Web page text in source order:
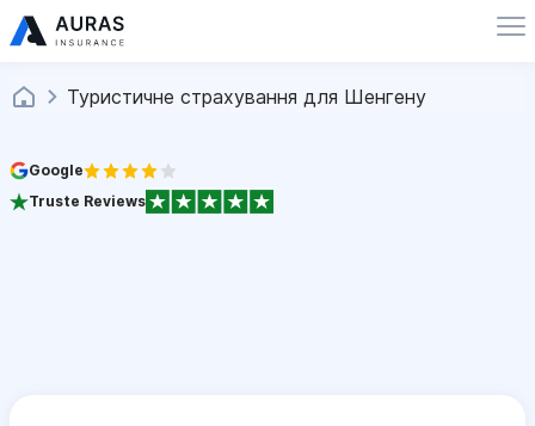
Туристичне страхування для Шенгену
Google
Truste Reviews